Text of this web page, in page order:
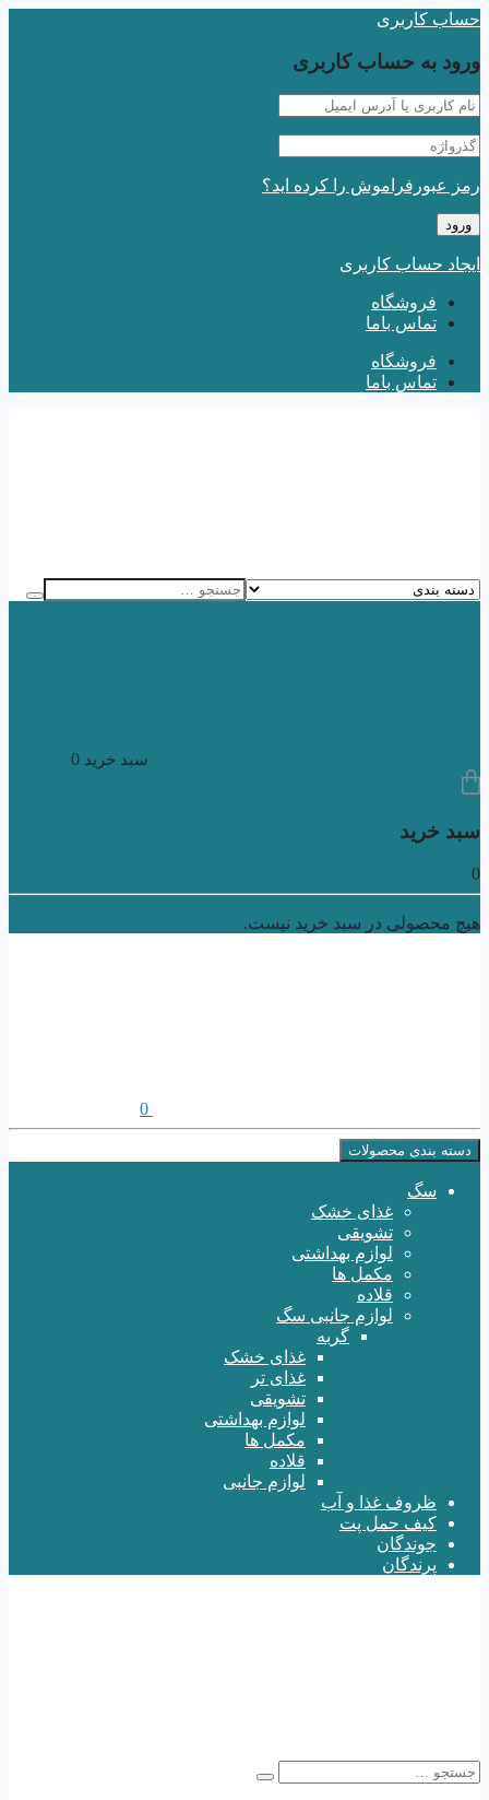
حساب کاربری
ورود به حساب کاربری
رمز عبورفراموش را کرده اید؟
ایجاد حساب کاربری
فروشگاه
تماس باما
فروشگاه
تماس باما
سبد خرید 0
سبد خرید
0
هیچ محصولی در سبد خرید نیست.
0
دسته بندی محصولات
سگ
غذای خشک
تشویقی
لوازم بهداشتی
مکمل ها
قلاده
لوازم جانبی سگ
گربه
غذای خشک
غذای تر
تشویقی
لوازم بهداشتی
مکمل ها
قلاده
لوازم جانبی
ظروف غذا و آب
کیف حمل پت
جوندگان
پرندگان